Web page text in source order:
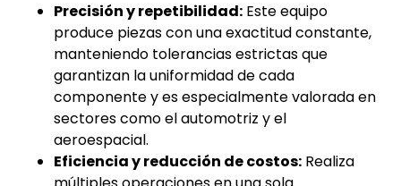
Precisión y repetibilidad: Este equipo
produce piezas con una exactitud constante,
manteniendo tolerancias estrictas que
garantizan la uniformidad de cada
componente y es especialmente valorada en
sectores como el automotriz y el
aeroespacial.
Eficiencia y reducción de costos: Realiza